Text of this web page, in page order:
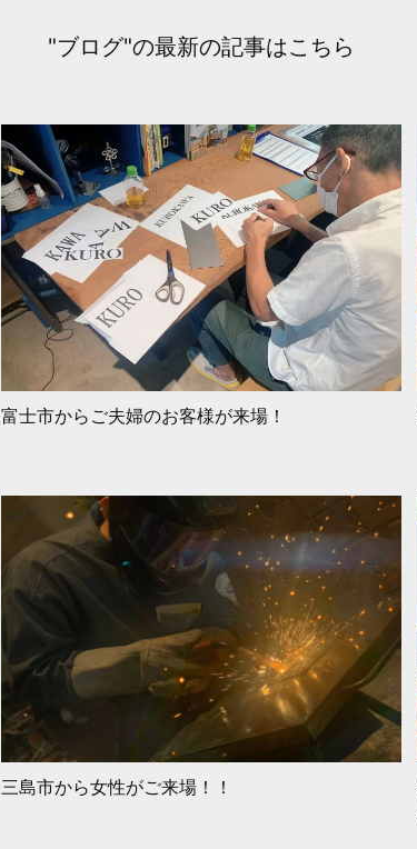
"ブログ"の最新の記事はこちら
富士市からご夫婦のお客様が来場！
三島市から女性がご来場！！